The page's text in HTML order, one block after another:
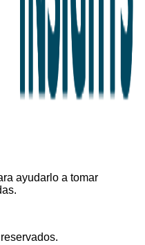
ayudarlo a tomar